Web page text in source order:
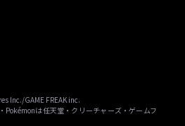
Inc./GAME FREAK inc.
Pokémonは任天堂・クリーチャーズ・ゲームフ